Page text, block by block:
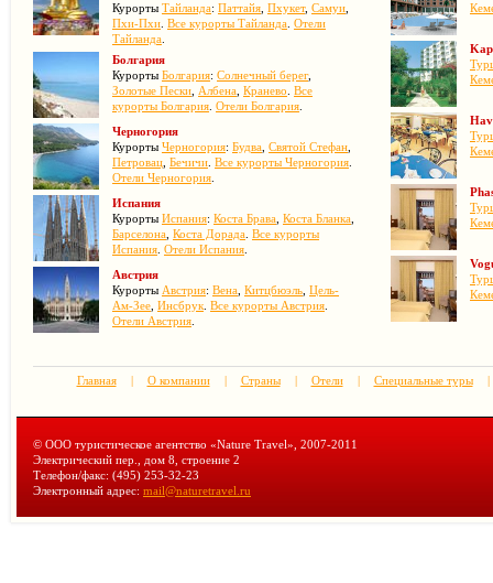
Курорты Тайланда: Паттайя Пхукет, Самуи
Пхи-Пхи Все курорты Тайланда Отели
Тайланда
Болгария
Курорты Болгария: Солнечный берег,
Золотые Пески Албена Кранево Все
курорты Болгария Отели Болгария
Черногория
Курорты Черногория: Будва Святой Стефан
Петровац Бечичи Все курорты Черногория
Отели Черногория
Испания
Курорты Испания: Коста Брава Коста Бланка
Барселона Коста Дорада Все курорты
Испания Отели Испания
Австрия
Курорты Австрия: Вена Китцбюэль Цель-
Ам-Зее Инсбрук Все курорты Австрия
Отели Австрия
Главная | О компании | Страны | Отели | Специальные туры |
© ООО туристическое агентство «Nature Travel», 2007-2011
Электрический пер., дом 8, строение 2
Телефон/факс: (495) 253-32-23
Электронный адрес: mail@naturetravel.ru